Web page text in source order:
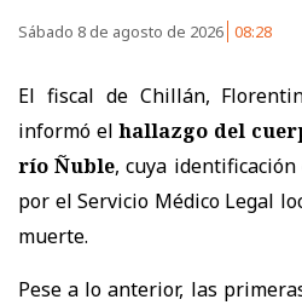
Sábado 8 de agosto de 2026 08:28
El fiscal de Chillán,
informó elhallazgo del
río Ñuble, cuya
por el Servicio Médico Legal
muerte.
Pese a lo anterior, las